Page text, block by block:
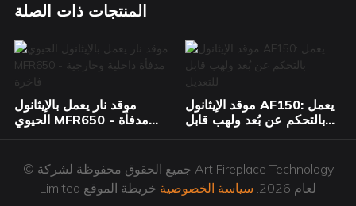
المنتجات ذات الصلة
موقد نار يعمل بالإيثانول
الحيوي MFR650 - مدفأة
موقد الإيثانول AF150: يعمل
بالتحكم عن بُعد ولهب قابل
© جميع الحقوق محفوظة لشركة Art Fireplace Technology
Limited لعام 2026.
سياسة الخصوصية خريطة الموقع